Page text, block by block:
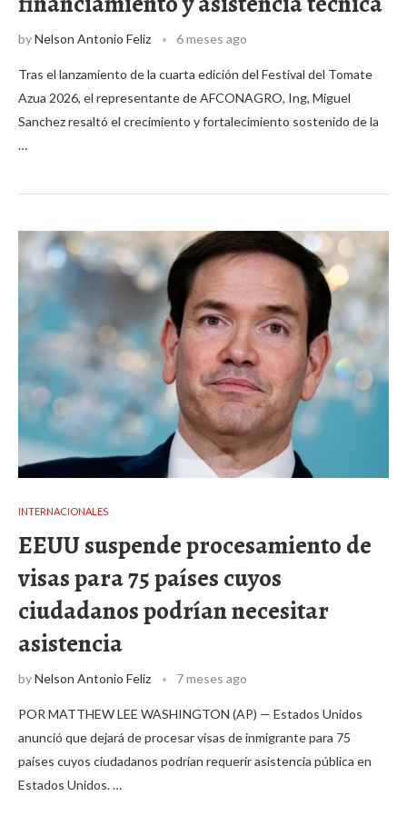
byNelson Antonio Feliz 6 meses ago
Tras el lanzamiento de la cuarta edición del Festival del Tomate
Azua 2026, el representante de AFCONAGRO, Ing, Miguel
Sanchez resaltó el crecimiento y fortalecimiento sostenido de la
…
INTERNACIONALES
EEUU suspende procesamiento de
visas para 75 países cuyos
ciudadanos podrían necesitar
asistencia
byNelson Antonio Feliz 7 meses ago
POR MATTHEW LEE WASHINGTON (AP) — Estados Unidos
anunció que dejará de procesar visas de inmigrante para 75
países cuyos ciudadanos podrían requerir asistencia pública en
Estados Unidos. …